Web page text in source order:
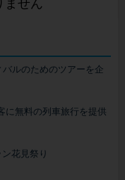
ルのためのツアーを企
に無料の列車旅行を提供
花見祭り